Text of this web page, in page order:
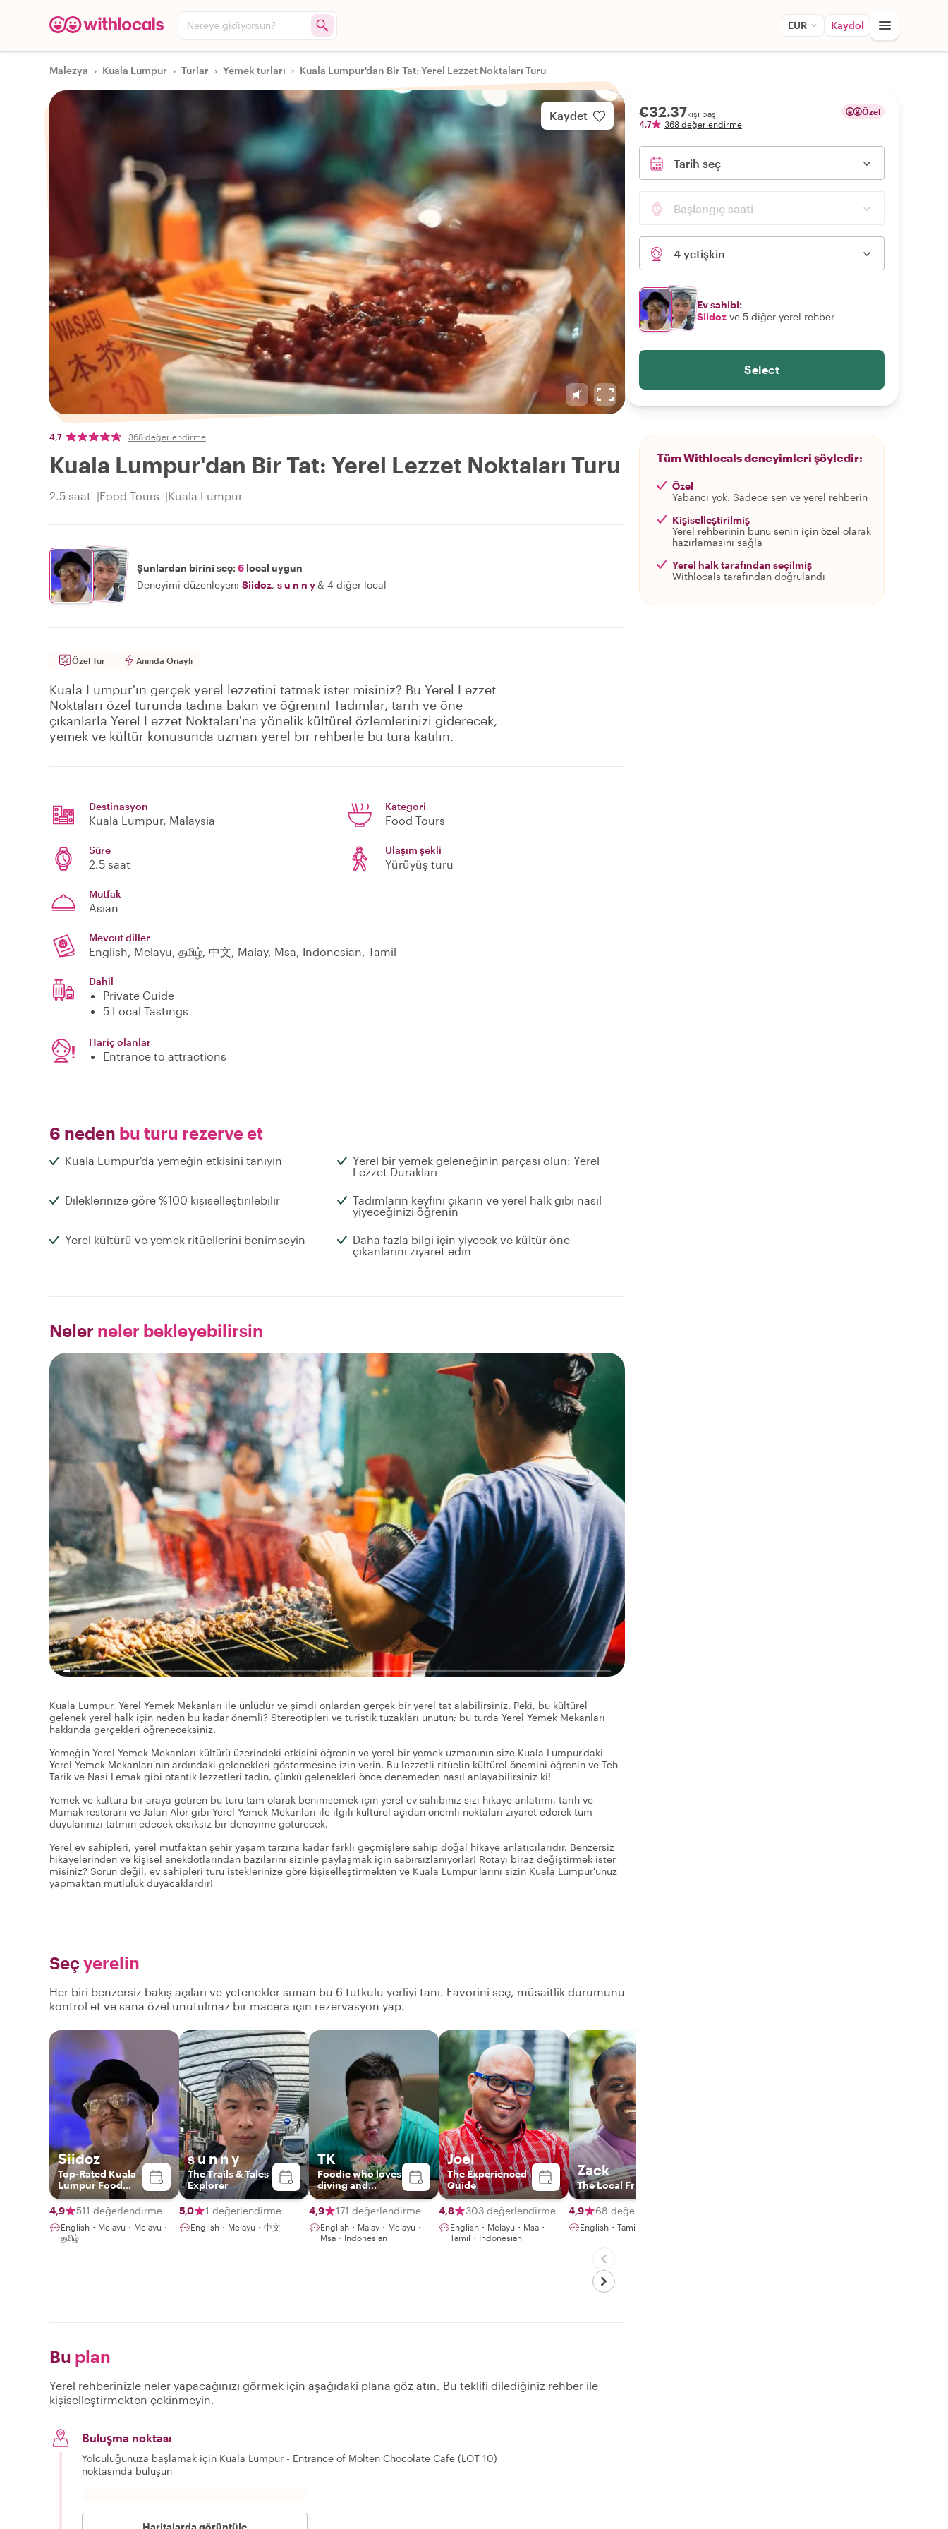
Nereye gidiyorsun? EUR Kaydol
Malezya › Kuala Lumpur › Turlar › Yemek turları › Kuala Lumpur'dan Bir Tat: Yerel Lezzet Noktaları Turu
Kaydet
4,7 368 değerlendirme
Kuala Lumpur'dan Bir Tat: Yerel Lezzet Noktaları Turu
2.5 saat Food Tours Kuala Lumpur
Şunlardan birini seç:6 local uygun
Deneyimi düzenleyen: Siidoz, s u n n y& 4 diğer local
Özel Tur Anında Onaylı
Kuala Lumpur'ın gerçek yerel lezzetini tatmak ister misiniz? Bu Yerel Lezzet
Noktaları özel turunda tadına bakın ve öğrenin! Tadımlar, tarih ve öne
çıkanlarla Yerel Lezzet Noktaları'na yönelik kültürel özlemlerinizi giderecek,
yemek ve kültür konusunda uzman yerel bir rehberle bu tura katılın.
Destinasyon
Kuala Lumpur, Malaysia
Kategori
Food Tours
Süre
2.5 saat
Ulaşım şekli
Yürüyüş turu
Mutfak
Asian
Mevcut diller
English, Melayu, தமிழ், 中文, Malay, Msa, Indonesian, Tamil
Dahil
Private Guide
5 Local Tastings
Hariç olanlar
Entrance to attractions
6 neden bu turu rezerve et
Kuala Lumpur'da yemeğin etkisini tanıyın
Yerel bir yemek geleneğinin parçası olun: Yerel
Lezzet Durakları
Dileklerinize göre %100 kişiselleştirilebilir
Tadımların keyfini çıkarın ve yerel halk gibi nasıl
yiyeceğinizi öğrenin
Yerel kültürü ve yemek ritüellerini benimseyin
Daha fazla bilgi için yiyecek ve kültür öne
çıkanlarını ziyaret edin
Neler neler bekleyebilirsin
Kuala Lumpur, Yerel Yemek Mekanları ile ünlüdür ve şimdi onlardan gerçek bir yerel tat alabilirsiniz. Peki, bu kültürel
gelenek yerel halk için neden bu kadar önemli? Stereotipleri ve turistik tuzakları unutun; bu turda Yerel Yemek Mekanları
hakkında gerçekleri öğreneceksiniz.
Yemeğin Yerel Yemek Mekanları kültürü üzerindeki etkisini öğrenin ve yerel bir yemek uzmanının size Kuala Lumpur'daki
Yerel Yemek Mekanları'nın ardındaki gelenekleri göstermesine izin verin. Bu lezzetli ritüelin kültürel önemini öğrenin ve Teh
Tarik ve Nasi Lemak gibi otantik lezzetleri tadın, çünkü gelenekleri önce denemeden nasıl anlayabilirsiniz ki!
Yemek ve kültürü bir araya getiren bu turu tam olarak benimsemek için yerel ev sahibiniz sizi hikaye anlatımı, tarih ve
Mamak restoranı ve Jalan Alor gibi Yerel Yemek Mekanları ile ilgili kültürel açıdan önemli noktaları ziyaret ederek tüm
duyularınızı tatmin edecek eksiksiz bir deneyime götürecek.
Yerel ev sahipleri, yerel mutfaktan şehir yaşam tarzına kadar farklı geçmişlere sahip doğal hikaye anlatıcılarıdır. Benzersiz
hikayelerinden ve kişisel anekdotlarından bazılarını sizinle paylaşmak için sabırsızlanıyorlar! Rotayı biraz değiştirmek ister
misiniz? Sorun değil, ev sahipleri turu isteklerinize göre kişiselleştirmekten ve Kuala Lumpur'larını sizin Kuala Lumpur'unuz
yapmaktan mutluluk duyacaklardır!
Seçyerelin
Her biri benzersiz bakış açıları ve yetenekler sunan bu 6 tutkulu yerliyi tanı. Favorini seç, müsaitlik durumunu
kontrol et ve sana özel unutulmaz bir macera için rezervasyon yap.
Siidoz
Top-Rated Kuala
Lumpur Food
Experience Host
4,9
511 değerlendirme
English・Melayu・Melayu・
தமிழ்
s u n n y
The Trails & Tales
Explorer
5,0 1 değerlendirme
English・Melayu・中文
TK
Foodie who loves
diving and
gaming with an
NLP coaching
4,9 171 değerlendirme
English・Malay・Melayu・
Msa・Indonesian
Joel
The Experienced
Guide
4,8 303 değerlendirme
English・Melayu・Msa・
Tamil・Indonesian
Zack
The Local Friend
4,9 68 değerlendirme
English・Tamil・Msa
Bu plan
Yerel rehberinizle neler yapacağınızı görmek için aşağıdaki plana göz atın. Bu teklifi dilediğiniz rehber ile
kişiselleştirmekten çekinmeyin.
Buluşma noktası
Yolculuğunuza başlamak için Kuala Lumpur - Entrance of Molten Chocolate Cafe (LOT 10)
noktasında buluşun
Haritalarda görüntüle
€32.37kişi başı
4,7
368 değerlendirme
Özel
Tarih seç
Başlangıç saati
4 yetişkin
Ev sahibi:
Siidoz ve 5 diğer yerel rehber
Select
Tüm Withlocals deneyimleri şöyledir:
Özel
Yabancı yok. Sadece sen ve yerel rehberin
Kişiselleştirilmiş
Yerel rehberinin bunu senin için özel olarak
hazırlamasını sağla
Yerel halk tarafından seçilmiş
Withlocals tarafından doğrulandı